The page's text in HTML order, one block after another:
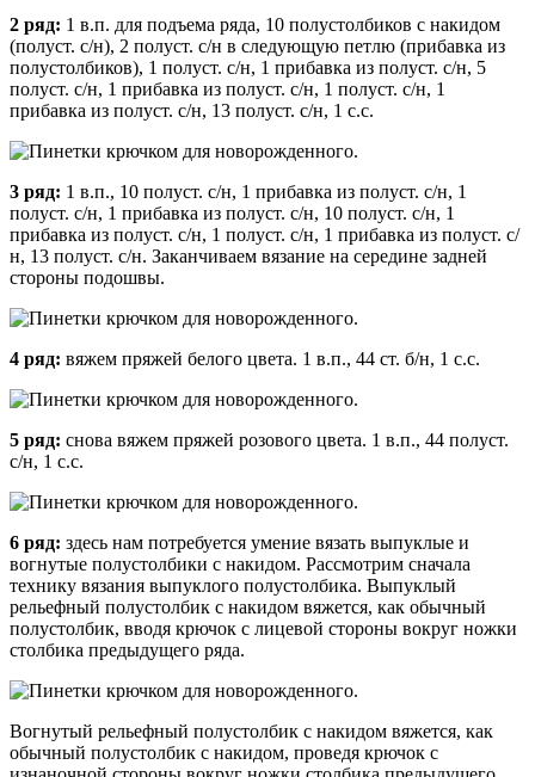
2 ряд: 1 в.п. для подъема ряда, 10 полустолбиков с накидом
(полуст. с/н), 2 полуст. с/н в следующую петлю (прибавка из
полустолбиков), 1 полуст. с/н, 1 прибавка из полуст. с/н, 5
полуст. с/н, 1 прибавка из полуст. с/н, 1 полуст. с/н, 1
прибавка из полуст. с/н, 13 полуст. с/н, 1 с.с.
3 ряд: 1 в.п., 10 полуст. с/н, 1 прибавка из полуст. с/н, 1
полуст. с/н, 1 прибавка из полуст. с/н, 10 полуст. с/н, 1
прибавка из полуст. с/н, 1 полуст. с/н, 1 прибавка из полуст. с/
н, 13 полуст. с/н. Заканчиваем вязание на середине задней
стороны подошвы.
4 ряд: вяжем пряжей белого цвета. 1 в.п., 44 ст. б/н, 1 с.с.
5 ряд: снова вяжем пряжей розового цвета. 1 в.п., 44 полуст.
с/н, 1 с.с.
6 ряд: здесь нам потребуется умение вязать выпуклые и
вогнутые полустолбики с накидом. Рассмотрим сначала
технику вязания выпуклого полустолбика. Выпуклый
рельефный полустолбик с накидом вяжется, как обычный
полустолбик, вводя крючок с лицевой стороны вокруг ножки
столбика предыдущего ряда.
Вогнутый рельефный полустолбик с накидом вяжется, как
обычный полустолбик с накидом, проведя крючок с